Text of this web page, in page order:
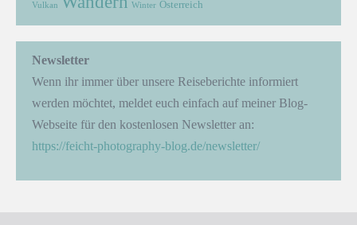
Vulkan Winter Österreich
Newsletter
Wenn ihr immer über unsere Reiseberichte informiert
werden möchtet, meldet euch einfach auf meiner Blog-
Webseite für den kostenlosen Newsletter an:
https://feicht-photography-blog.de/newsletter/